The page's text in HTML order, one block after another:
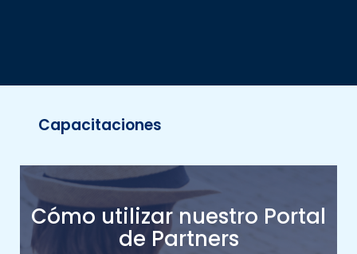
Capacitaciones
Cómo utilizar nuestro Portal
de Partners